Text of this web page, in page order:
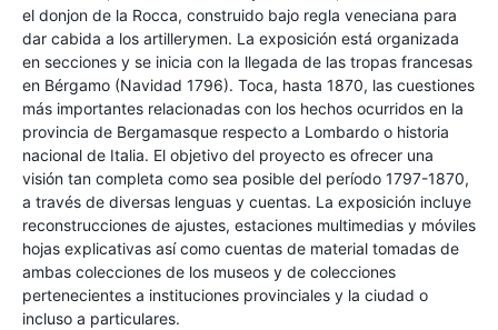
el donjon de la Rocca, construido bajo regla veneciana para
dar cabida a los artillerymen. La exposición está organizada
en secciones y se inicia con la llegada de las tropas francesas
en Bérgamo (Navidad 1796). Toca, hasta 1870, las cuestiones
más importantes relacionadas con los hechos ocurridos en la
provincia de Bergamasque respecto a Lombardo o historia
nacional de Italia. El objetivo del proyecto es ofrecer una
visión tan completa como sea posible del período 1797-1870,
a través de diversas lenguas y cuentas. La exposición incluye
reconstrucciones de ajustes, estaciones multimedias y móviles
hojas explicativas así como cuentas de material tomadas de
ambas colecciones de los museos y de colecciones
pertenecientes a instituciones provinciales y la ciudad o
incluso a particulares.